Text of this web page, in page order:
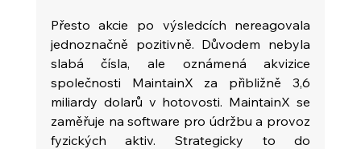
Přesto akcie po výsledcích nereagovala
jednoznačně pozitivně. Důvodem nebyla
slabá čísla, ale oznámená akvizice
společnosti MaintainX za přibližně 3,6
miliardy dolarů v hotovosti. MaintainX se
zaměřuje na software pro údržbu a provoz
fyzických aktiv. Strategicky to do